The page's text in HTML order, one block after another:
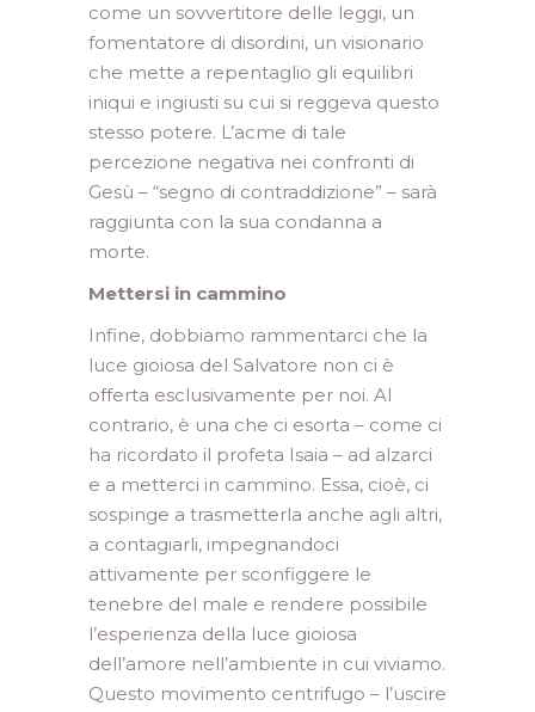
come un sovvertitore delle leggi, un
fomentatore di disordini, un visionario
che mette a repentaglio gli equilibri
iniqui e ingiusti su cui si reggeva questo
stesso potere. L’acme di tale
percezione negativa nei confronti di
Gesù – “segno di contraddizione” – sarà
raggiunta con la sua condanna a
morte.
Mettersi in cammino
Infine, dobbiamo rammentarci che la
luce gioiosa del Salvatore non ci è
offerta esclusivamente per noi. Al
contrario, è una che ci esorta – come ci
ha ricordato il profeta Isaia – ad alzarci
e a metterci in cammino. Essa, cioè, ci
sospinge a trasmetterla anche agli altri,
a contagiarli, impegnandoci
attivamente per sconfiggere le
tenebre del male e rendere possibile
l’esperienza della luce gioiosa
dell’amore nell’ambiente in cui viviamo.
Questo movimento centrifugo – l’uscire